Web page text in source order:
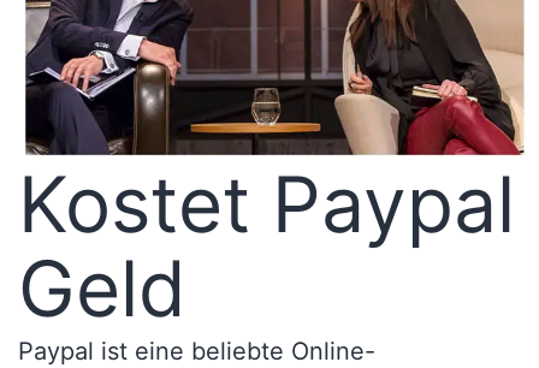
Kostet Paypal
Geld
Paypal ist eine beliebte Online-